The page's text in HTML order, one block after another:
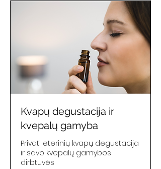
Kvapų degustacija ir
kvepalų gamyba
Privati eterinių kvapų degustacija
ir savo kvepalų gamybos
dirbtuvės